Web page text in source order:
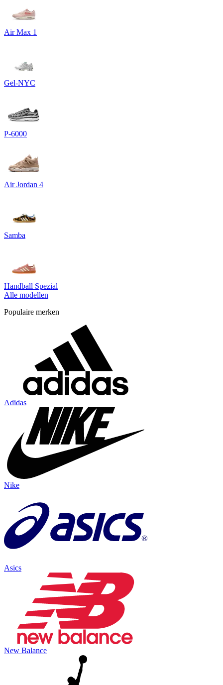
Air Max 1
Gel-NYC
P-6000
Air Jordan 4
Samba
Handball Spezial
Alle modellen
Populaire merken
Adidas
Nike
Asics
New Balance